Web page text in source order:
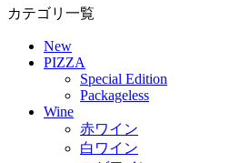
カテゴリ一覧
New
PIZZA
Special Edition
Packageless
Wine
赤ワイン
白ワイン